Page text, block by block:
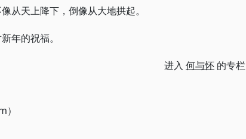
从天上降下，倒像从大地拱起。
年的祝福。
进入 何与怀 的专栏